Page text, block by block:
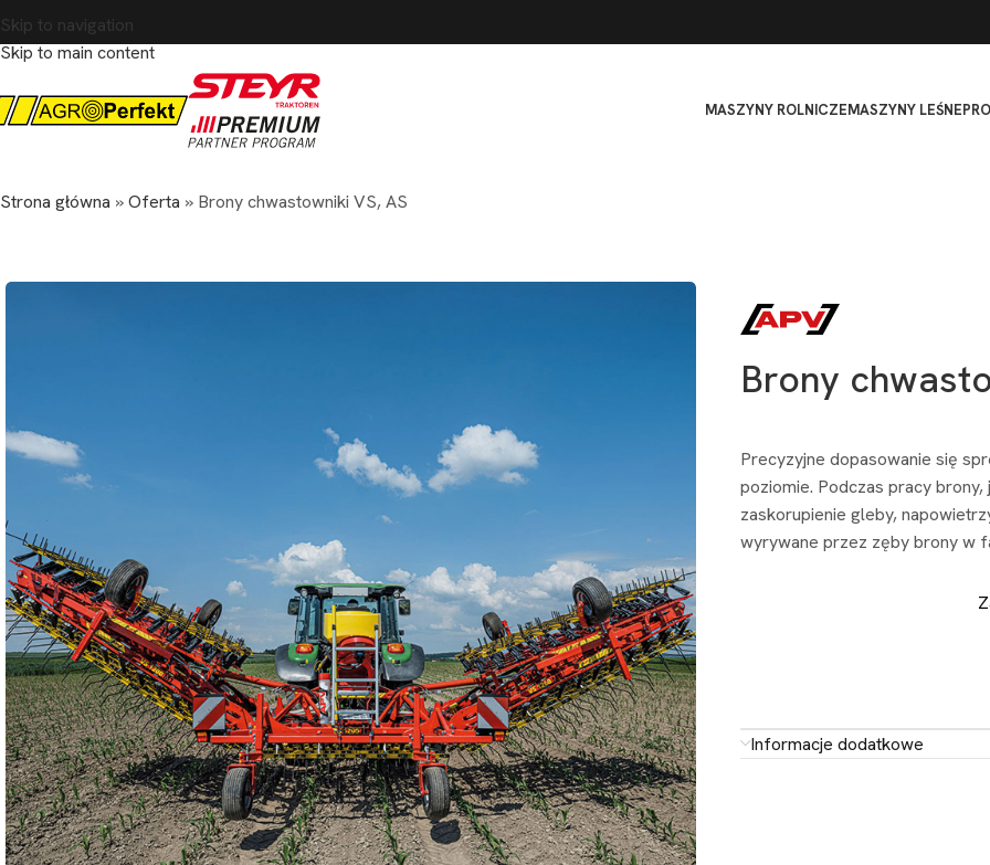
Skip to navigation
Skip to main content
MASZYNY ROLNICZEMASZYNY LEŚNE
Strona główna »Oferta » Brony chwastowniki VS, AS
Brony
Precyzyjne dopasowanie się
poziomie. Podczas pracy
zaskorupienie gleby,
wyrywane przez zęby brony w
Informacje dodatkowe